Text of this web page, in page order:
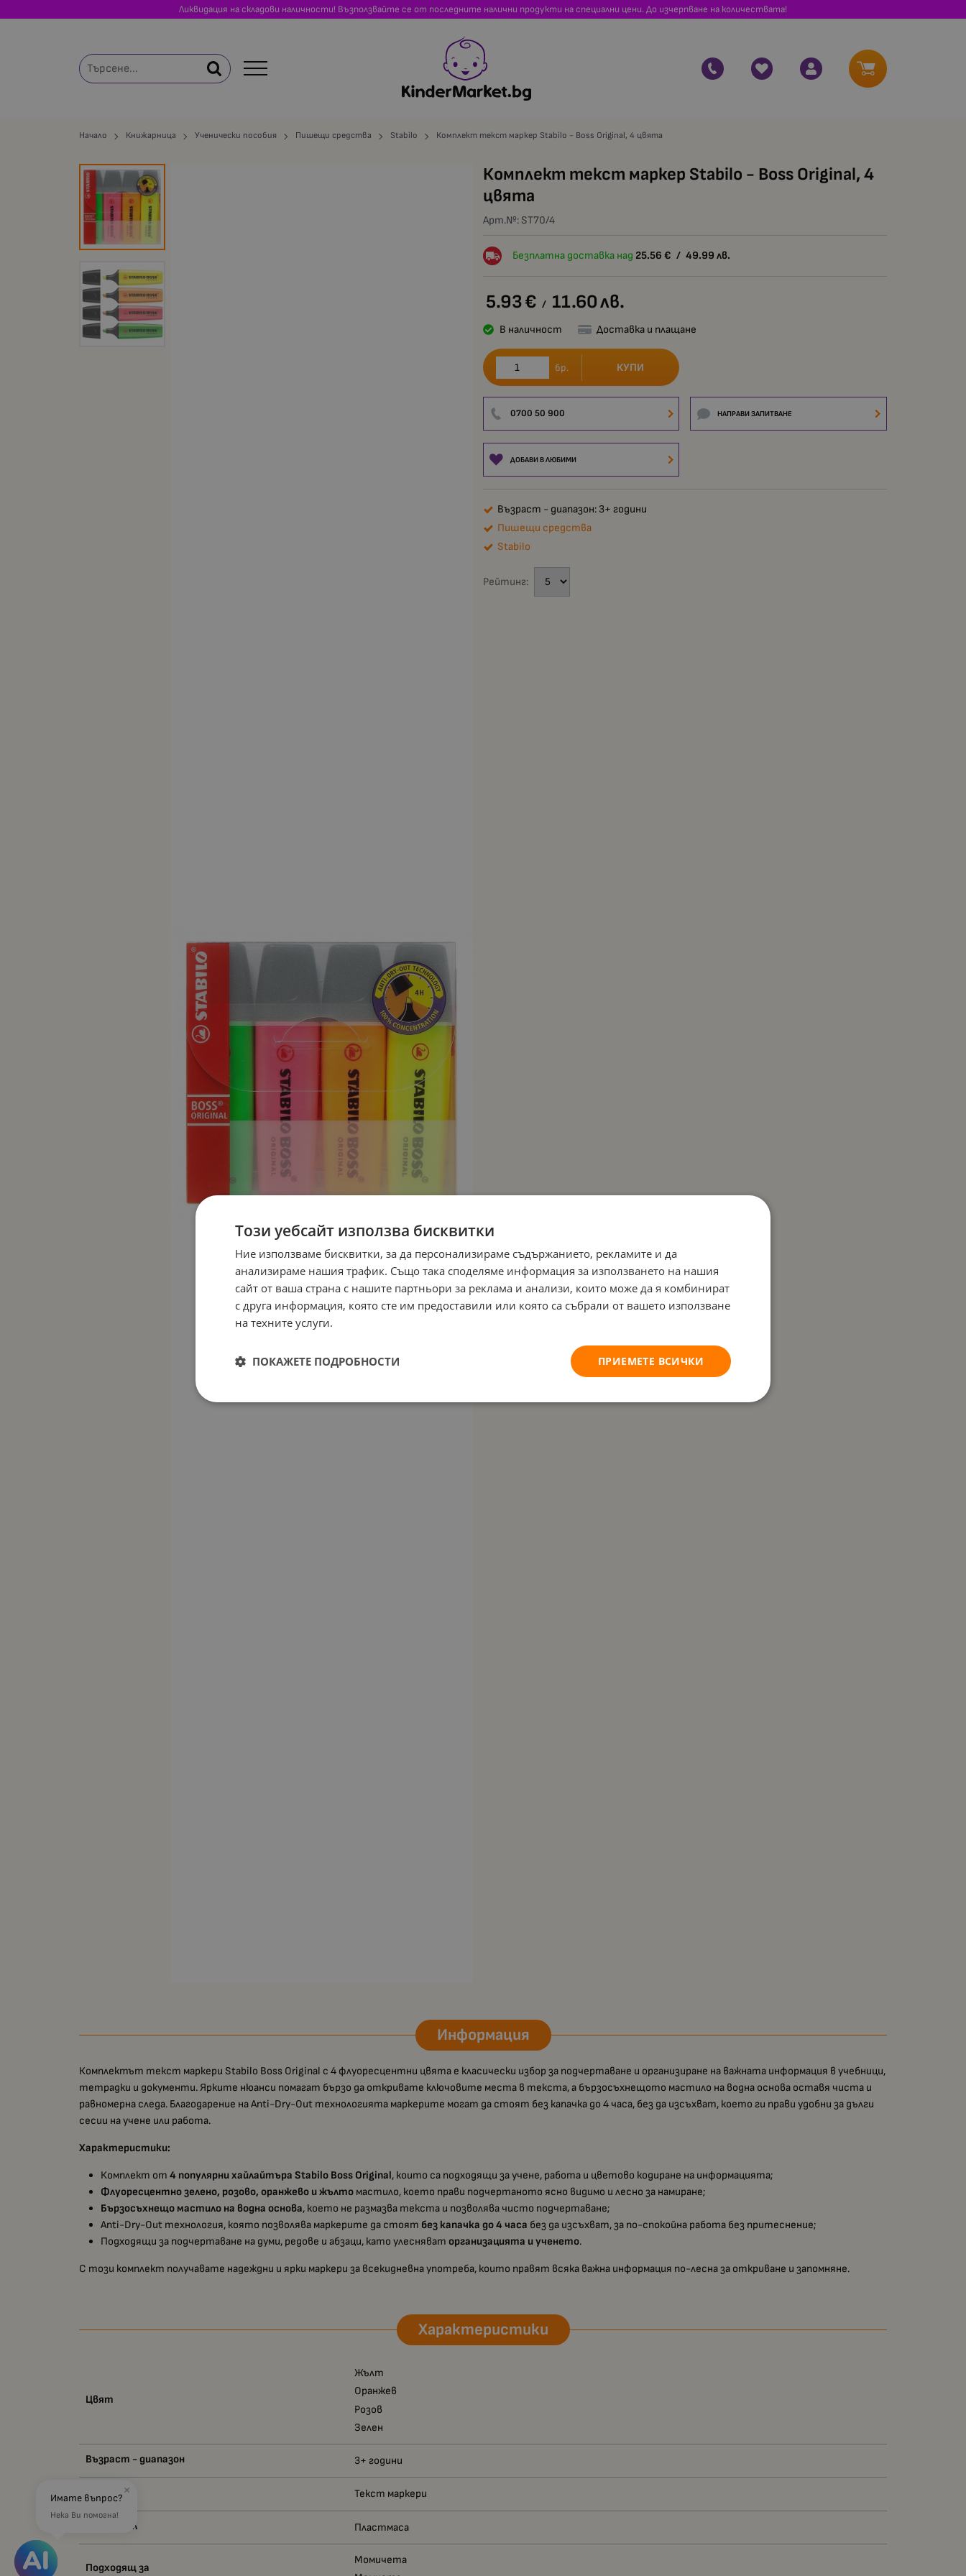
Ликвидация на складови наличности! Възползвайте се от последните налични продукти на специални цени. До изчерпване на количествата!
Начало Книжарница Ученически пособия Пишещи средства Stabilo Комплект текст маркер Stabilo - Boss Original, 4 цвята
Комплект текст маркер Stabilo - Boss Original, 4
цвята
Арт.№: ST70/4
Безплатна доставка над 25.56 € / 49.99 лв.
5.93€ / 11.60лв.
В наличност Доставка и плащане
бр. КУПИ
0700 50 900 НАПРАВИ ЗАПИТВАНЕ
ДОБАВИ В ЛЮБИМИ
Възраст - диапазон: 3+ години
Пишещи средства
Stabilo
Рейтинг:
Информация
Комплектът текст маркери Stabilo Boss Original с 4 флуоресцентни цвята е класически избор за подчертаване и организиране на важната информация в учебници,
тетрадки и документи. Ярките нюанси помагат бързо да откривате ключовите места в текста, а бързосъхнещото мастило на водна основа оставя чиста и
равномерна следа. Благодарение на Anti-Dry-Out технологията маркерите могат да стоят без капачка до 4 часа, без да изсъхват, което ги прави удобни за дълги
сесии на учене или работа.
Характеристики:
Комплект от4 популярни хайлайтъра Stabilo Boss Original, които са подходящи за учене, работа и цветово кодиране на информацията;
Флуоресцентно зелено, розово, оранжево и жълто мастило, което прави подчертаното ясно видимо и лесно за намиране;
Бързосъхнещо мастило на водна основа, което не размазва текста и позволява чисто подчертаване;
Anti-Dry-Out технология, която позволява маркерите да стоят без капачка до 4 часа без да изсъхват, за по-спокойна работа без притеснение;
Подходящи за подчертаване на думи, редове и абзаци, като улесняваторганизацията и ученето.
С този комплект получавате надеждни и ярки маркери за всекидневна употреба, които правят всяка важна информация по-лесна за откриване и запомняне.
Характеристики
Цвят
Жълт
Оранжев
Розов
Зелен
Възраст - диапазон 3+ години
Вид Текст маркери
Материал Пластмаса
Подходящ за
Момичета
Този уебсайт използва бисквитки
Ние използваме бисквитки, за да персонализираме съдържанието, рекламите и да
анализираме нашия трафик. Също така споделяме информация за използването на нашия
сайт от ваша страна с нашите партньори за реклама и анализи, които може да я комбинират
с друга информация, която сте им предоставили или която са събрали от вашето използване
на техните услуги.
ПРИЕМЕТЕ ВСИЧКИ
ПОКАЖЕТЕ ПОДРОБНОСТИ
×
Имате въпрос?
Нека Ви помогна!